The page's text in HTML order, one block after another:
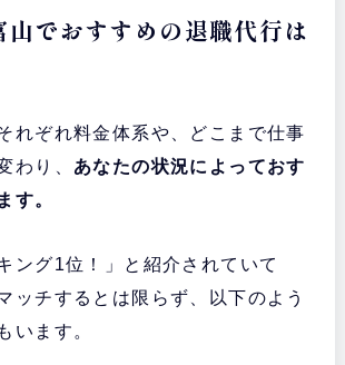
でおすすめの退職代行は
れぞれ料金体系や、どこまで仕事
わり、 あなたの状況によっておす
す。
ング1位！」と紹介されていて
ッチするとは限らず、以下のよう
います。